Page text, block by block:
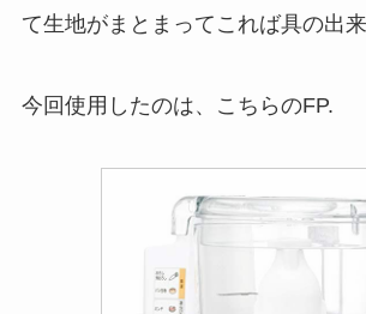
て生地がまとまってこれば具の出来
今回使用したのは、こちらのFP.